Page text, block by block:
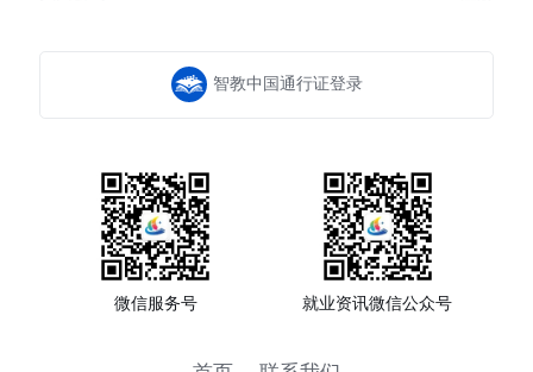
智教中国通行证登录
微信服务号 就业资讯微信公众号